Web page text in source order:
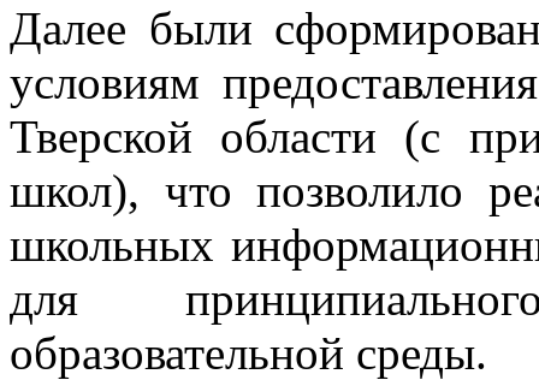
Далее были
условиям
Тверской области (с
школ), что позволило
школьных
для
образовательной среды.